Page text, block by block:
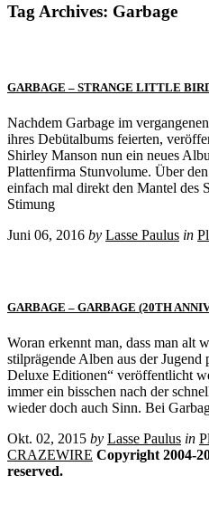
Tag Archives: Garbage
GARBAGE – STRANGE LITTLE
Nachdem Garbage im
ihres Debütalbums feierten,
Shirley Manson nun ein neues
Plattenfirma Stunvolume. Über
einfach mal direkt den Mantel des
Stimung
Juni 06, 2016 by Lasse Paulus in
GARBAGE – GARBAGE (20TH
Woran erkennt man, dass man alt
stilprägende Alben aus der
Deluxe Editionen“ veröffentlicht
immer ein bisschen nach der
wieder doch auch Sinn. Bei
Okt. 02, 2015 by Lasse Paulus in
CRAZEWIRE Copyright 2004-
reserved.